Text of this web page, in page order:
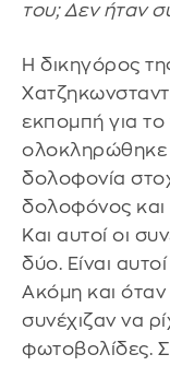
του; Δεν ήταν
Η δικηγόρος
εκπομπή για το
ολοκληρώθηκε
δολοφονία
δολοφόνος και
Και αυτοί οι
δύο. Είναι
Ακόμη και όταν
συνέχιζαν να
φωτοβολίδες.